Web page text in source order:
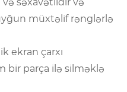
müxtəlif rənglərlə
ekran çarxı
bir parça ilə silməklə